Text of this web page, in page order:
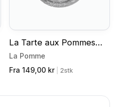
La Tarte aux Pommes
(vegansk)
La Pomme
Fra 149,00 kr
2stk